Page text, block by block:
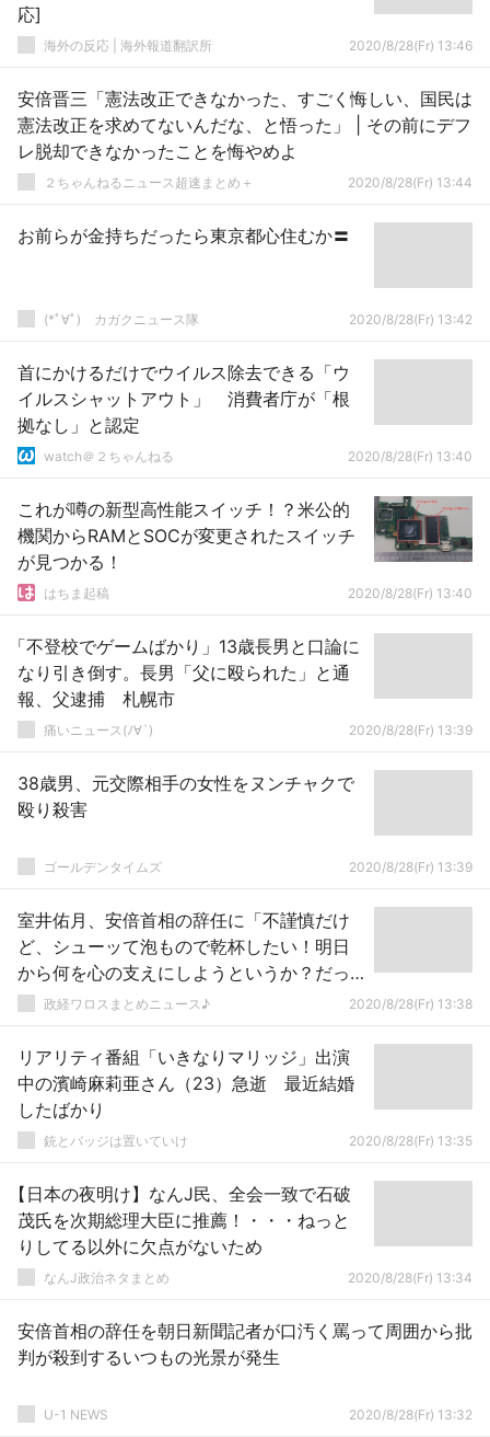
応]
海外の反応 | 海外報道翻訳所 2020/8/28(Fr) 13:46
安倍晋三「憲法改正できなかった、すごく悔しい、国民は
憲法改正を求めてないんだな、と悟った」 | その前にデフ
レ脱却できなかったことを悔やめよ
２ちゃんねるニュース超速まとめ＋ 2020/8/28(Fr) 13:44
お前らが金持ちだったら東京都心住むか〓
(*ﾟ∀ﾟ)ゞカガクニュース隊 2020/8/28(Fr) 13:42
首にかけるだけでウイルス除去できる「ウ
イルスシャットアウト」 消費者庁が「根
拠なし」と認定
watch＠２ちゃんねる 2020/8/28(Fr) 13:40
これが噂の新型高性能スイッチ！？米公的
機関からRAMとSOCが変更されたスイッチ
が見つかる！
はちま起稿 2020/8/28(Fr) 13:40
「不登校でゲームばかり」13歳長男と口論に
なり引き倒す。長男「父に殴られた」と通
報、父逮捕 札幌市
痛いニュース(ﾉ∀`) 2020/8/28(Fr) 13:39
38歳男、元交際相手の女性をヌンチャクで
殴り殺害
ゴールデンタイムズ 2020/8/28(Fr) 13:39
室井佑月、安倍首相の辞任に「不謹慎だけ
ど、シューッて泡もので乾杯したい！明日
から何を心の支えにしようというか？だっ
て長かったんだよ？」
政経ワロスまとめニュース♪ 2020/8/28(Fr) 13:38
リアリティ番組「いきなりマリッジ」出演
中の濱崎麻莉亜さん（23）急逝 最近結婚
したばかり
銃とバッジは置いていけ 2020/8/28(Fr) 13:35
【日本の夜明け】なんJ民、全会一致で石破
茂氏を次期総理大臣に推薦！・・・ねっと
りしてる以外に欠点がないため
なんJ政治ネタまとめ 2020/8/28(Fr) 13:34
安倍首相の辞任を朝日新聞記者が口汚く罵って周囲から批
判が殺到するいつもの光景が発生
U-1 NEWS 2020/8/28(Fr) 13:32